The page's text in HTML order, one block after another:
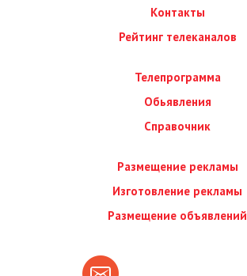
Контакты
Рейтинг телеканалов
Телепрограмма
Обьявления
Справочник
Размещение рекламы
Изготовление рекламы
Размещение объявлений